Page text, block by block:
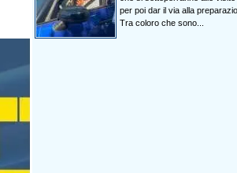
per poi dar il via alla
Tra coloro che sono...